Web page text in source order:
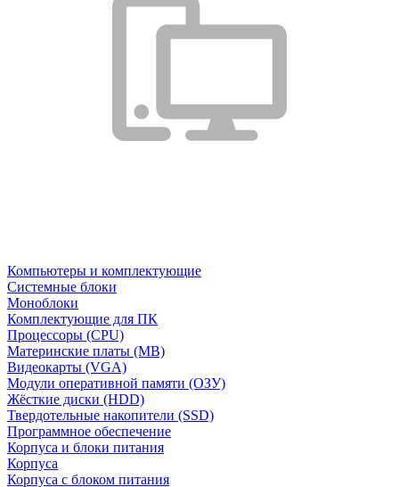
Компьютеры и комплектующие
Системные блоки
Моноблоки
Комплектующие для ПК
Процессоры (CPU)
Материнские платы (MB)
Видеокарты (VGA)
Модули оперативной памяти (ОЗУ)
Жёсткие диски (HDD)
Твердотельные накопители (SSD)
Программное обеспечение
Корпуса и блоки питания
Корпуса
Корпуса с блоком питания